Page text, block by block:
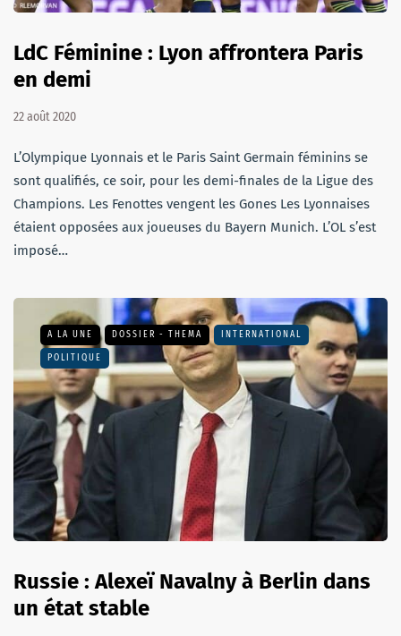
LdC Féminine : Lyon affrontera Paris
en demi
22 août 2020
L’Olympique Lyonnais et le Paris Saint Germain féminins se
sont qualifiés, ce soir, pour les demi-finales de la Ligue des
Champions. Les Fenottes vengent les Gones Les Lyonnaises
étaient opposées aux joueuses du Bayern Munich. L’OL s’est
imposé…
A LA UNE DOSSIER - THEMA INTERNATIONAL
POLITIQUE
Russie : Alexeï Navalny à Berlin dans
un état stable